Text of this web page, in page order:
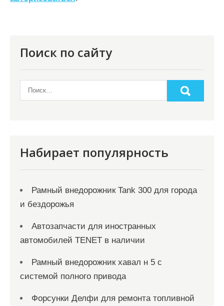
м
Поиск по сайту
Набирает популярность
Рамный внедорожник Tank 300 для города
и бездорожья
Автозапчасти для иностранных
автомобилей TENET в наличии
Рамный внедорожник хавал н 5 с
системой полного привода
Форсунки Делфи для ремонта топливной